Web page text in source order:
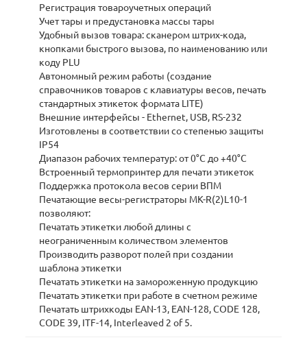
Регистрация товароучетных операций
Учет тары и предустановка массы тары
Удобный вызов товара: сканером штрих-кода,
кнопками быстрого вызова, по наименованию или
коду PLU
Автономный режим работы (создание
справочников товаров с клавиатуры весов, печать
стандартных этикеток формата LITE)
Внешние интерфейсы - Ethernet, USB, RS-232
Изготовлены в соответствии со степенью защиты
IP54
Диапазон рабочих температур: от 0°C до +40°C
Встроенный термопринтер для печати этикеток
Поддержка протокола весов серии ВПМ
Печатающие весы-регистраторы МК-R(2)L10-1
позволяют:
Печатать этикетки любой длины с
неограниченным количеством элементов
Производить разворот полей при создании
шаблона этикетки
Печатать этикетки на замороженную продукцию
Печатать этикетки при работе в счетном режиме
Печатать штрихкоды EAN-13, EAN-128, CODE 128,
CODE 39, ITF-14, Interleaved 2 of 5.